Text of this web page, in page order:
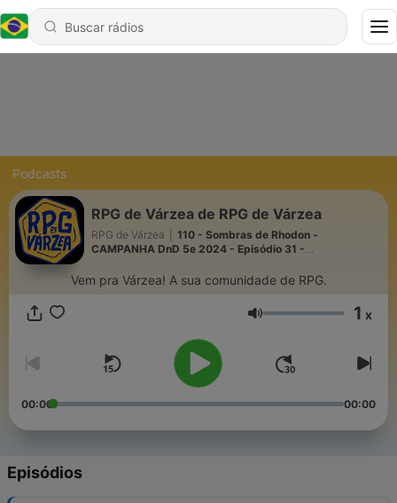
Podcasts
RPG de Várzea de RPG de Várzea
RPG de Várzea
110 - Sombras de Rhodon -
CAMPANHA DnD 5e 2024 - Episódio 31 -
Vem pra Várzea! A sua comunidade de RPG.
Volume 1 x
00:00 00:00
Episódios